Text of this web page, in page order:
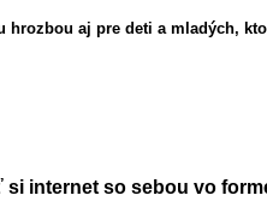
aj pre deti a mladých,
internet so sebou vo